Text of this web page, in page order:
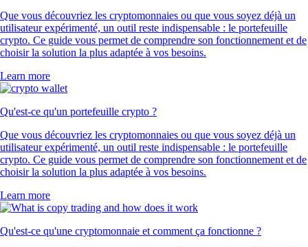
Que vous découvriez les cryptomonnaies ou que vous soyez déjà un
utilisateur expérimenté, un outil reste indispensable : le portefeuille
crypto. Ce guide vous permet de comprendre son fonctionnement et de
choisir la solution la plus adaptée à vos besoins.
Learn more
Qu'est-ce qu'un portefeuille crypto ?
Que vous découvriez les cryptomonnaies ou que vous soyez déjà un
utilisateur expérimenté, un outil reste indispensable : le portefeuille
crypto. Ce guide vous permet de comprendre son fonctionnement et de
choisir la solution la plus adaptée à vos besoins.
Learn more
Qu'est-ce qu'une cryptomonnaie et comment ça fonctionne ?